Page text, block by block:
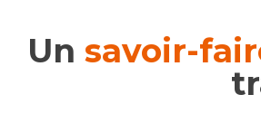
Un savoir-